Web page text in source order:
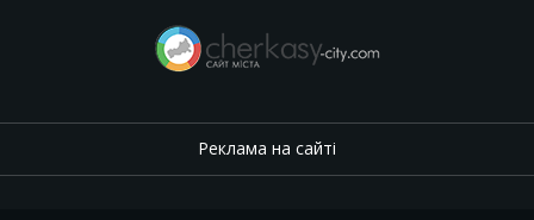
Реклама на сайті